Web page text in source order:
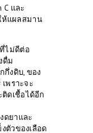
และ
ห้แผลสมาน
ไม่ดีต่อ
ดื่ม
กึ่งดิบ, ของ
พราะจะ
ดเชื้อได้อีก
ดยาและ
ตัวของเลือด